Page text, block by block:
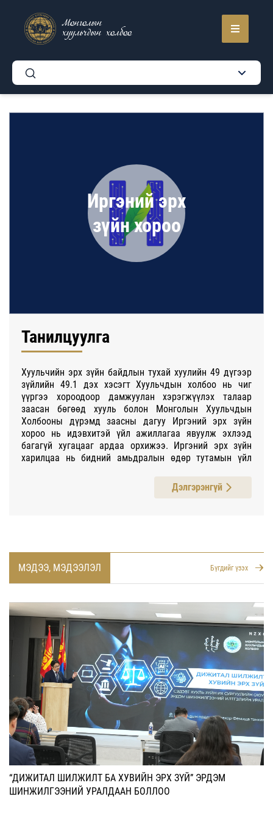
Монголын
хуульчдын холбоо
Иргэний эрх
зүйн хороо
Танилцуулга
Хуульчийн эрх зүйн байдлын тухай хуулийн 49 дүгээр
зүйлийн 49.1 дэх хэсэгт Хуульчдын холбоо нь чиг
үүргээ хороодоор дамжуулан хэрэгжүүлэх талаар
заасан бөгөөд хууль болон Монголын Хуульчдын
Холбооны дүрэмд заасны дагуу Иргэний эрх зүйн
хороо нь идэвхитэй үйл ажиллагаа явуулж эхлээд
багагүй хугацааг ардаа орхижээ. Иргэний эрх зүйн
харилцаа нь бидний амьдралын өдөр тутамын үйл
засаг, шинжлэх ухаан, технологийн хөгжлийн хурдцыг
дагаад байнга өөрчлөгдөн шинэчлэгдэж, өргөжин
Дэлгэрэнгүй
МЭДЭЭ, МЭДЭЭЛЭЛ Бүгдийг үзэх
“ДИЖИТАЛ ШИЛЖИЛТ БА ХУВИЙН ЭРХ ЗҮЙ” ЭРДЭМ
ШИНЖИЛГЭЭНИЙ УРАЛДААН БОЛЛОО